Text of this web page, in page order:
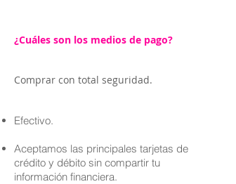
¿Cuáles son los medios de pago?
Comprar con total seguridad.
Efectivo.
Aceptamos las principales tarjetas de
crédito y débito sin compartir tu
información financiera.